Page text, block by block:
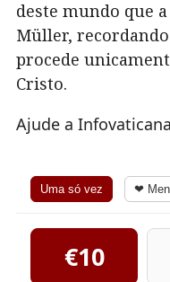
deste mundo que
Müller,
procede
Cristo.
Ajude a
Uma só vez ❤
€10